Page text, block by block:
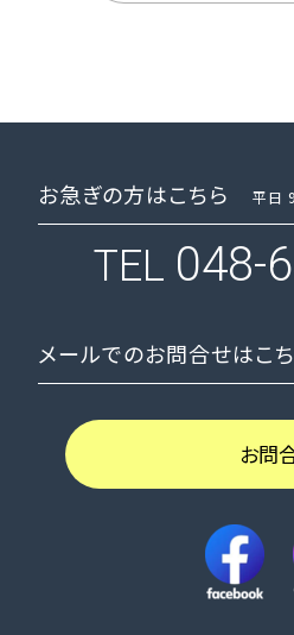
お急ぎの方はこちら 平日
TEL 048-
メールでのお問合せはこ
お問